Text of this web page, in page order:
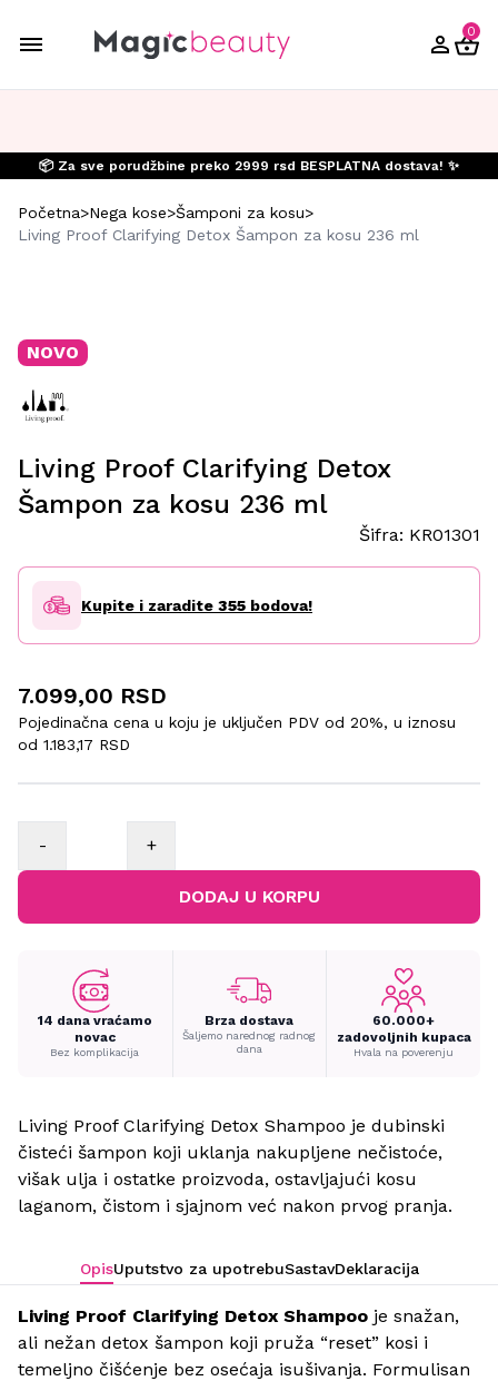
0
📦 Za sve porudžbine preko 2999 rsd BESPLATNA dostava! ✨
Početna>Nega kose>Šamponi za kosu>
Living Proof Clarifying Detox Šampon za kosu 236 ml
NOVO
Living Proof Clarifying Detox
Šampon za kosu 236 ml
Šifra: KR01301
Kupite i zaradite 355 bodova!
7.099,00 RSD
Pojedinačna cena u koju je uključen PDV od 20%, u iznosu
od 1.183,17 RSD
- +
DODAJ U KORPU
14 dana vraćamo
novac
Bez komplikacija
Brza dostava
Šaljemo narednog radnog
dana
60.000+
zadovoljnih kupaca
Hvala na poverenju
Living Proof Clarifying Detox Shampoo je dubinski
čisteći šampon koji uklanja nakupljene nečistoće,
višak ulja i ostatke proizvoda, ostavljajući kosu
laganom, čistom i sjajnom već nakon prvog pranja.
OpisUputstvo za upotrebuSastavDeklaracija
Living Proof Clarifying Detox Shampoo je snažan,
ali nežan detox šampon koji pruža “reset” kosi i
temeljno čišćenje bez osećaja isušivanja. Formulisan